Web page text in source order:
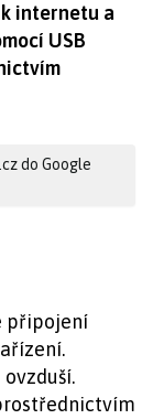
internetu a
USB
do Google
připojení